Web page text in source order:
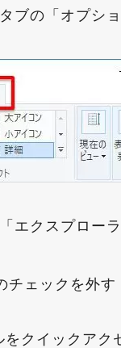
ブの「オプシ
エクスプロー
チェックを外す
をクイックア